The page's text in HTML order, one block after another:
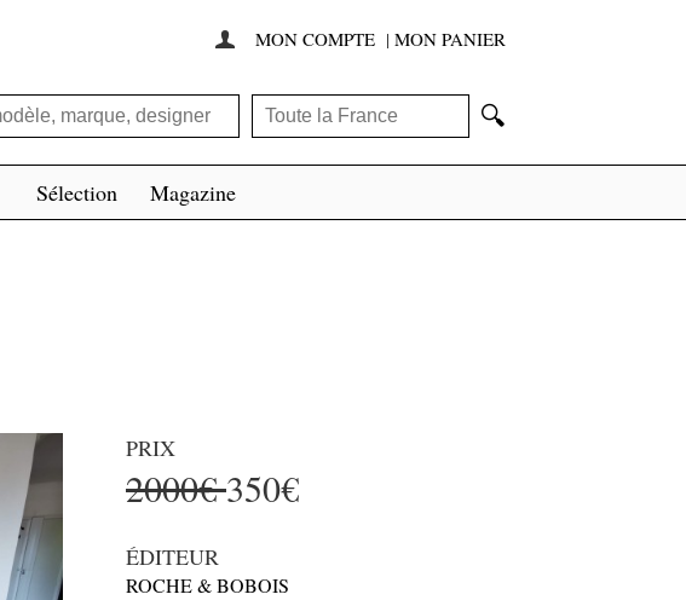
 MON COMPTE | MON PANIER
🔍
Sélection Magazine
PRIX
2000€350€
ÉDITEUR
ROCHE & BOBOIS